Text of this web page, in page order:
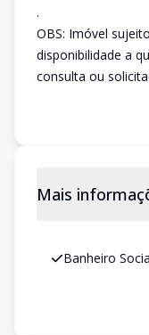
.
OBS: Imóvel
disponibilidade a
consulta ou
Mais
Banheiro